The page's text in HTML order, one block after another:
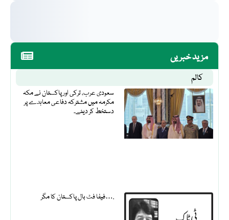
مزید خبریں
کالم
سعودی عرب، ترکی اور پاکستان نے مکہ
مکرمہ میں مشترکہ دفاعی معاہدے پر
دستخط کر دیئے۔
فیفا فٹ بال پاکستان کا مگر….